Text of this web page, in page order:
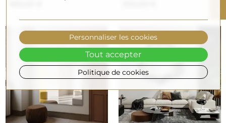
Politique de cookies
Personnaliser les cookies
Tout accepter